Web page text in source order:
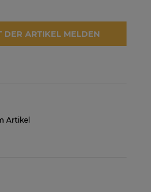
DER ARTIKEL MELDEN
Artikel